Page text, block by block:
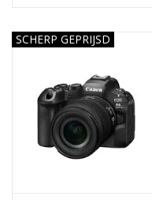
SCHERP GEPRIJSD